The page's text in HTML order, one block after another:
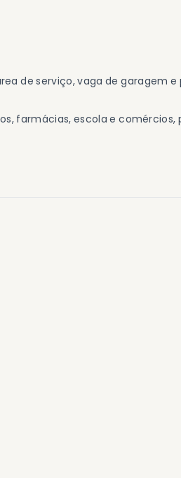
de serviço, vaga de garagem e
farmácias, escola e comércios,